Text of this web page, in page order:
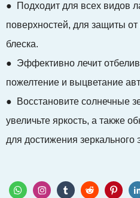
● Подходит для всех видов
поверхностей, для защиты
блеска.
● Эффективно лечит
пожелтение и выцветание
● Восстановите солнечные
увеличьте яркость, а также
для достижения зеркального